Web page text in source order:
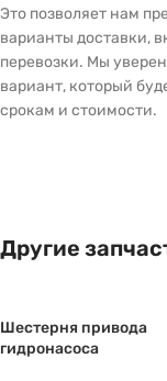
Это позволяет нам
варианты доставки,
перевозки. Мы
вариант, который
срокам и стоимости.
Другие
Шестерня привода
гидронасоса